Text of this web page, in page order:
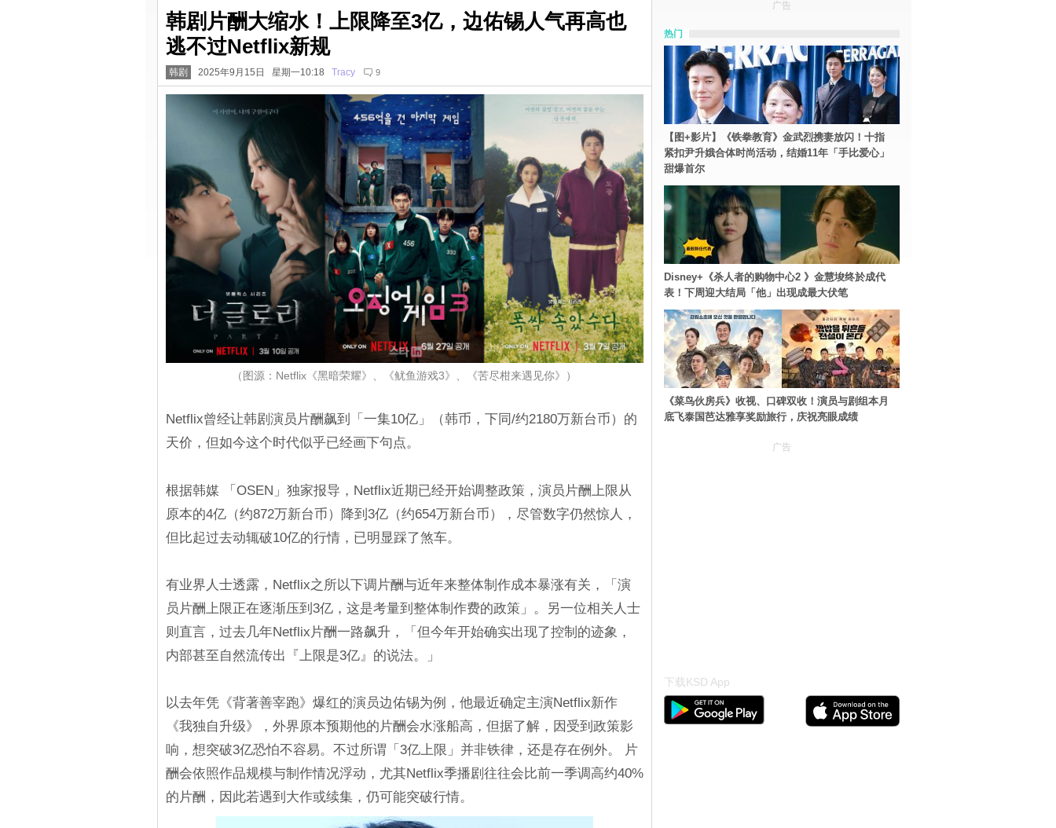
韩剧片酬大缩水！上限降至3亿，边佑锡人气再高也
逃不过Netflix新规
韩剧 2025年9月15日 星期一10:18 Tracy 9
（图源：Netflix《黑暗荣耀》、《鱿鱼游戏3》、《苦尽柑来遇见你》）
Netflix曾经让韩剧演员片酬飙到「一集10亿」（韩币，下同/约2180万新台币）的
天价，但如今这个时代似乎已经画下句点。
根据韩媒 「OSEN」独家报导，Netflix近期已经开始调整政策，演员片酬上限从
原本的4亿（约872万新台币）降到3亿（约654万新台币），尽管数字仍然惊人，
但比起过去动辄破10亿的行情，已明显踩了煞车。
有业界人士透露，Netflix之所以下调片酬与近年来整体制作成本暴涨有关，「演
员片酬上限正在逐渐压到3亿，这是考量到整体制作费的政策」。另一位相关人士
则直言，过去几年Netflix片酬一路飙升，「但今年开始确实出现了控制的迹象，
内部甚至自然流传出『上限是3亿』的说法。」
以去年凭《背著善宰跑》爆红的演员边佑锡为例，他最近确定主演Netflix新作
《我独自升级》，外界原本预期他的片酬会水涨船高，但据了解，因受到政策影
响，想突破3亿恐怕不容易。不过所谓「3亿上限」并非铁律，还是存在例外。 片
酬会依照作品规模与制作情况浮动，尤其Netflix季播剧往往会比前一季调高约40%
的片酬，因此若遇到大作或续集，仍可能突破行情。
广告
热门
【图+影片】《铁拳教育》金武烈携妻放闪！十指
紧扣尹升娥合体时尚活动，结婚11年「手比爱心」
甜爆首尔
Disney+《杀人者的购物中心2 》金慧埈终於成代
表！下周迎大结局「他」出现成最大伏笔
《菜鸟伙房兵》收视、口碑双收！演员与剧组本月
底飞泰国芭达雅享奖励旅行，庆祝亮眼成绩
广告
下载KSD App